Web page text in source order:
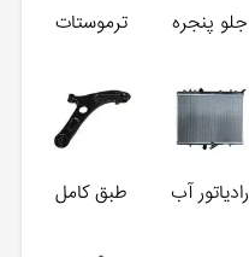
جلو پنجره ترموستات
رادیاتور آب طبق کامل